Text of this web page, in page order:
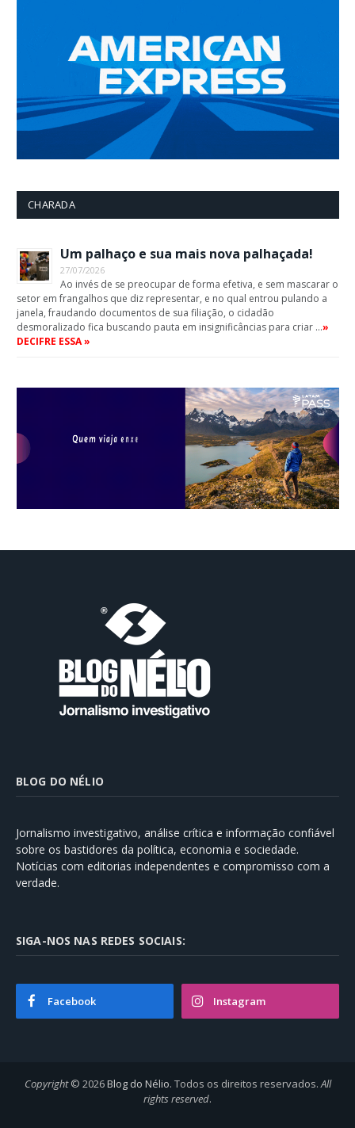
CHARADA
Um palhaço e sua mais nova palhaçada!
27/07/2026
Ao invés de se preocupar de forma efetiva, e sem mascarar o
setor em frangalhos que diz representar, e no qual entrou pulando a
janela, fraudando documentos de sua filiação, o cidadão
desmoralizado fica buscando pauta em insignificâncias para criar …»
DECIFRE ESSA »
BLOG DO NÉLIO
Jornalismo investigativo, análise crítica e informação confiável
sobre os bastidores da política, economia e sociedade.
Notícias com editorias independentes e compromisso com a
verdade.
SIGA-NOS NAS REDES SOCIAIS:
Facebook Instagram
Copyright© 2026Blog do Nélio. Todos os direitos reservados. All
rights reserved.